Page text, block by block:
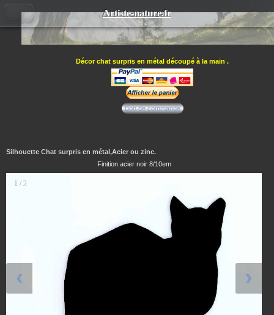
Décor chat surpris en métal découpé à la main .
Bon de commande
Silhouette Chat surpris en métal,Acier ou zinc.
Finition acier noir 8/10em
1 / 2
❮ ❯
Artiste-nature.fr